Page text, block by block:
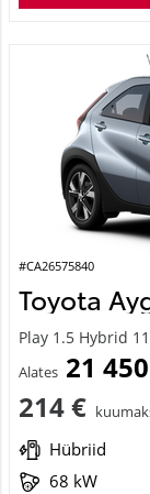
#CA26575840
Toyota
Play 1.5 Hybrid
Alates 21
214 €
Hübriid
68 kW